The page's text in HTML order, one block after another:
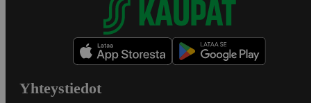
Yhteystiedot